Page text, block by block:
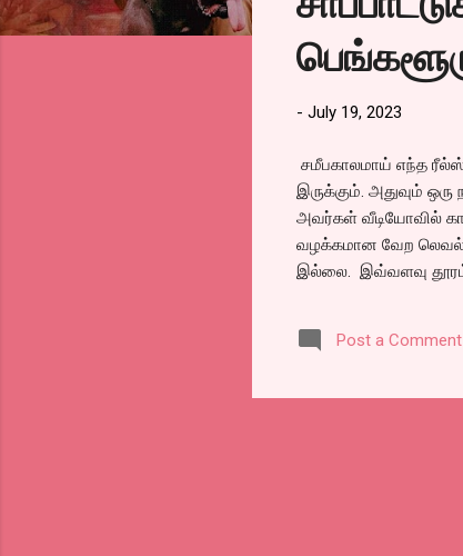
- July 19, 2023
சமீபகாலமாய் எந்த
இருக்கும். அதுவும்
அவர்கள் வீடியோவில்
வழக்கமான வேற லெவல்
இல்லை. இவ்வளவு தூரம்
எடுத்த
மக்கள் நடமாட்டம்
Post a Comment